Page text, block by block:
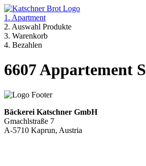
1. Apartment
2. Auswahl Produkte
3. Warenkorb
4. Bezahlen
6607 Appartement
Bäckerei Katschner GmbH
Gmachlstraße 7
A-5710 Kaprun, Austria